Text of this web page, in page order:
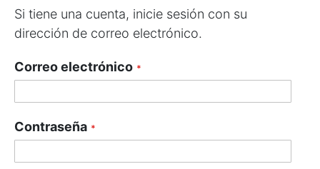
Si tiene una cuenta, inicie sesión con su
dirección de correo electrónico.
Correo electrónico
Contraseña